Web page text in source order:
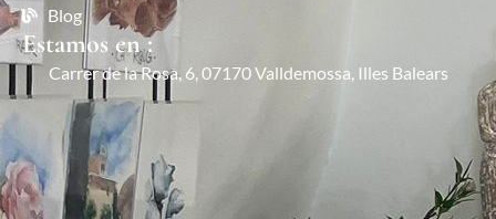
Blog
Estamos en :
Carrer de la Rosa, 6, 07170 Valldemossa, Illes Balears